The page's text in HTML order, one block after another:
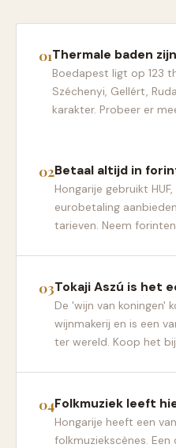
Thermale baden
Boedapest ligt op 123
Széchenyi, Gellért,
karakter. Probeer er
Betaal altijd in
Hongarije gebruikt
eurobetaling
tarieven. Neem
Tokaji Aszú is het
De 'wijn van koningen'
wijnmakerij en is een
ter wereld. Koop het
Folkmuziek leeft
Hongarije heeft een
folkmuziekscènes.